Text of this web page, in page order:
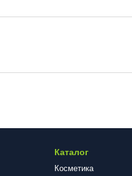
Каталог
Косметика